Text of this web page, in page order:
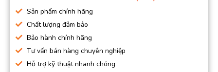
Sản phẩm chính hãng
Chất lượng đảm bảo
Bảo hành chính hãng
Tư vấn bán hàng chuyên nghiệp
Hỗ trợ kỹ thuật nhanh chóng